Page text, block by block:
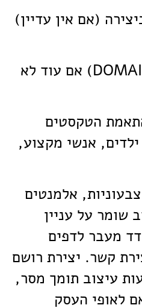
(אם אין עדיין)
(DOMAIN) אם עוד לא
הטקסטים
אנשי מקצוע,
אלמנטים
שומר על עניין
מעבר לדפים
קשר. יצירת רושם
עיצוב תומך מסר,
לאופי העסק